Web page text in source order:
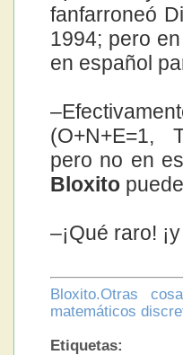
fanfarroneó
1994; pero
en español
(O+N+E=1,
pero no en
Bloxito
–¡Qué raro!
Bloxito.Otras
matemáticos
Etiquetas: